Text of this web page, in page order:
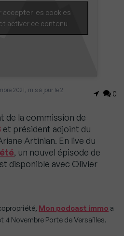
accepter les cookies
activer ce contenu
2021, mis à jour le 2
0
de la commission de
et président adjoint du
Artinian. En live du
, un nouvel épisode de
disponible avec Olivier
Mon podcast immo a
4 Novembre Porte de Versailles.